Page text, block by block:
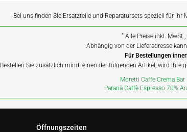
Bei uns finden Sie Ersatzteile und Reparatursets speziell für
* Alle Preise inkl.
Abhängig von der Lieferadresse
Für Bestellungen
Bestellen Sie zusätzlich mind. einen der folgenden Artikel, wird Ihre
Moretti Caffe Crema
Paranà Caffè Espresso 70%
Öffnungszeiten